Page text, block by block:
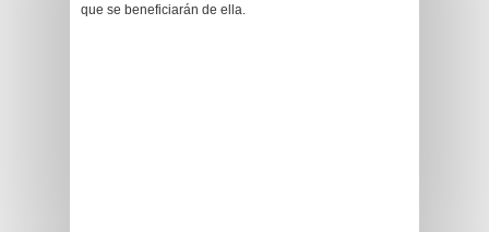
que se beneficiarán de ella.